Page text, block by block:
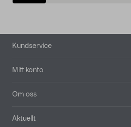
Sidfot
Kundservice
Mitt konto
Om oss
Aktuellt